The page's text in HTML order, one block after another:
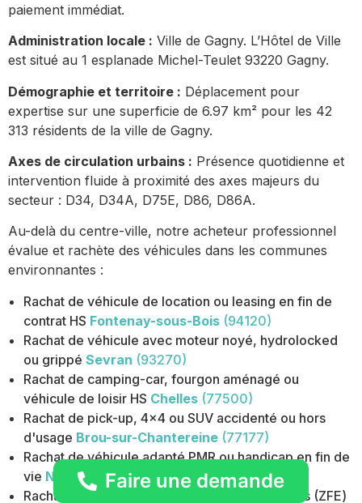
paiement immédiat.
Administration locale : Ville de Gagny. L’Hôtel de Ville
est situé au 1 esplanade Michel-Teulet 93220 Gagny.
Démographie et territoire : Déplacement pour
expertise sur une superficie de 6.97 km² pour les 42
313 résidents de la ville de Gagny.
Axes de circulation urbains : Présence quotidienne et
intervention fluide à proximité des axes majeurs du
secteur : D34, D34A, D75E, D86, D86A.
Au-delà du centre-ville, notre acheteur professionnel
évalue et rachète des véhicules dans les communes
environnantes :
Rachat de véhicule de location ou leasing en fin de
contrat HS Fontenay-sous-Bois (94120)
Rachat de véhicule avec moteur noyé, hydrolocked
ou grippé Sevran (93270)
Rachat de camping-car, fourgon aménagé ou
véhicule de loisir HS Chelles (77500)
Rachat de pick-up, 4x4 ou SUV accidenté ou hors
d'usage Brou-sur-Chantereine (77177)
Rachat de véhicule adapté PMR ou handicap en fin de
vie Noisy-le-Grand (93160)
Rachat de véhicule en zone à faibles émissions (ZFE)
Faire une demande